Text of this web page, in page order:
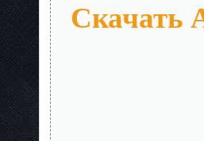
Скачать